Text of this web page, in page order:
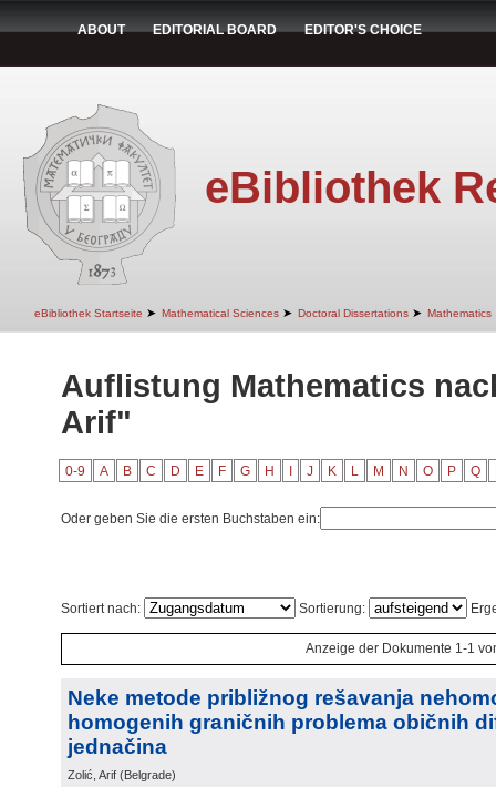
ABOUT EDITORIAL BOARD EDITOR'S CHOICE
eBibliothek
eBibliothek Startseite ➤ Mathematical Sciences ➤ Doctoral Dissertations ➤ Mathematics
Auflistung Mathematics
Arif"
0-9 A B C D E F G H J K L M N O P Q
Oder geben Sie die ersten Buchstaben ein:
Sortiert nach: Sortierung:
Anzeige der Dokumente 1-1
Neke metode približnog rešavanja
homogenih graničnih problema običnih
jednačina
Zolić, Arif (Belgrade)